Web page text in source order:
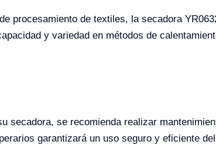
procesamiento de textiles, la secadora
y variedad en métodos de
secadora, se recomienda realizar
garantizará un uso seguro y eficiente